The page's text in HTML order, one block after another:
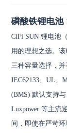
磷酸铁锂电池
CiFi SUN 锂电池
用的理想之选。该
三种容量选择，并
IEC62133、UL、
(BMS) 默认支持与
Luxpower 等主流
间，即使在严苛